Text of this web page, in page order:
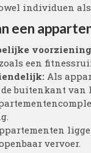
individuen
een
een
Als
buitenkant van
vervoer.